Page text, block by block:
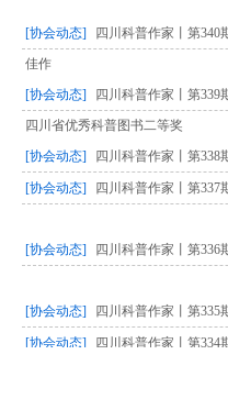
[协会动态]
四川科普作家丨第340
佳作
[协会动态]
四川科普作家丨第
四川省优秀科普图书二等奖
[协会动态]
四川科普作家丨第
[协会动态] 四川科普作家丨第337
[协会动态] 四川科普作家丨第
[协会动态] 四川科普作家丨第335
[协会动态] 四川科普作家丨第